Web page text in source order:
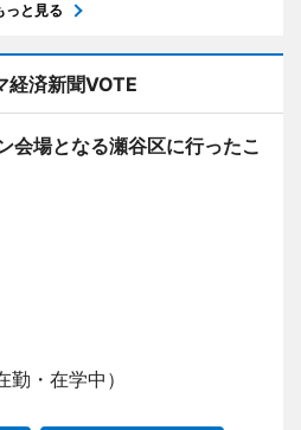
っと見る
経済新聞VOTE
会場となる瀬谷区に行ったこ
・在学中）